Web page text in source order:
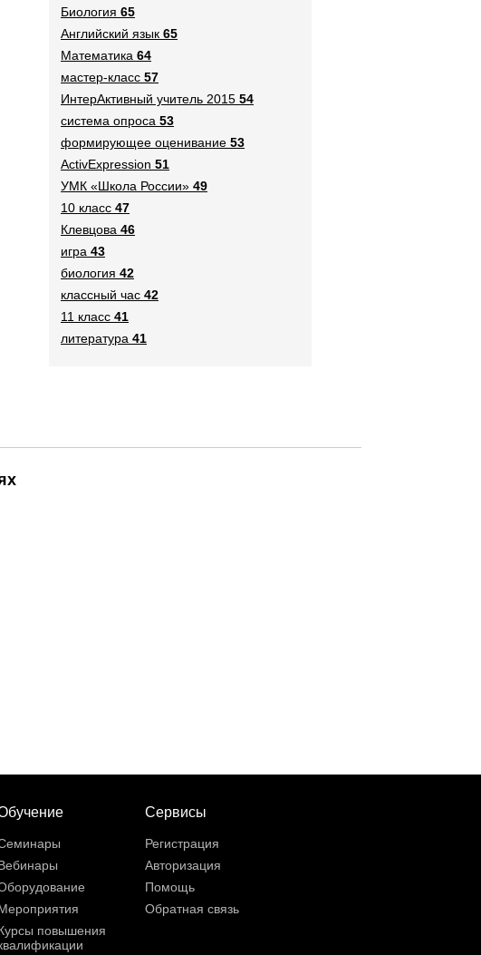
Биология 65
Английский язык 65
Математика 64
мастер-класс 57
ИнтерАктивный учитель 2015 54
система опроса 53
формирующее оценивание 53
ActivExpression 51
УМК «Школа России» 49
10 класс 47
Клевцова 46
игра 43
биология 42
классный час 42
11 класс 41
литература 41
повышения
Сервисы
Регистрация
Авторизация
Помощь
Обратная связь